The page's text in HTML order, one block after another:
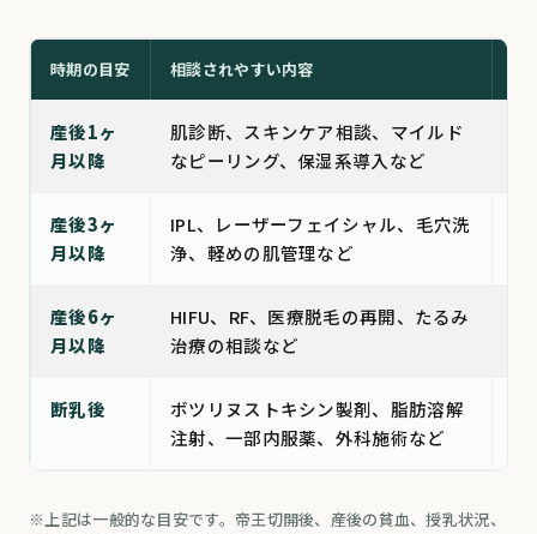
時期の目安 相談されやすい内容
産後1ヶ
月以降
肌診断、スキンケア相談、マイルド
なピーリング、保湿系導入など
産後3ヶ
月以降
IPL、レーザーフェイシャル、毛穴洗
浄、軽めの肌管理など
産後6ヶ
月以降
HIFU、RF、医療脱毛の再開、たるみ
治療の相談など
断乳後
ボツリヌストキシン製剤、脂肪溶解
注射、一部内服薬、外科施術など
※上記は一般的な目安です。帝王切開後、産後の貧血、授乳状況、